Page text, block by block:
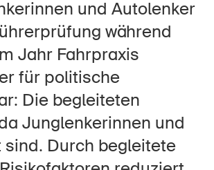
und Autolenker
während
Jahr Fahrpraxis
für politische
Die begleiteten
Junglenkerinnen und
Durch begleitete